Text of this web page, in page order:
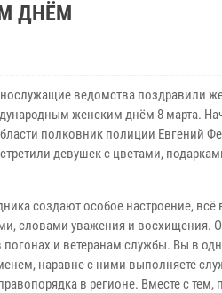
ДНЁМ
ведомства поздравили
женским днём 8 марта.
полковник полиции Евгений
девушек с цветами,
создают особое настроение, всё
словами уважения и восхищения.
и ветеранам службы. Вы в
наравне с ними выполняете
в регионе. Вместе с тем,